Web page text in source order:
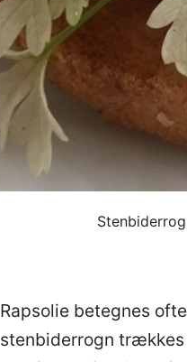
Rapsolie betegnes
stenbiderrogn trækkes